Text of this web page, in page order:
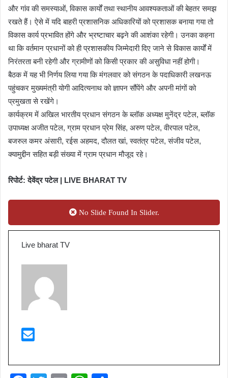
और गांव की समस्याओं, विकास कार्यों तथा स्थानीय आवश्यकताओं की बेहतर समझ
रखते हैं। ऐसे में यदि बाहरी प्रशासनिक अधिकारियों को प्रशासक बनाया गया तो
विकास कार्य प्रभावित होंगे और भ्रष्टाचार बढ़ने की आशंका रहेगी। उनका कहना
था कि वर्तमान प्रधानों को ही प्रशासकीय जिम्मेदारी दिए जाने से विकास कार्यों में
निरंतरता बनी रहेगी और ग्रामीणों को किसी प्रकार की असुविधा नहीं होगी।
बैठक में यह भी निर्णय लिया गया कि मंगलवार को संगठन के पदाधिकारी लखनऊ
पहुंचकर मुख्यमंत्री योगी आदित्यनाथ को ज्ञापन सौंपेंगे और अपनी मांगों को
प्रमुखता से रखेंगे।
कार्यक्रम में अखिल भारतीय प्रधान संगठन के ब्लॉक अध्यक्ष मुनेंद्र पटेल, ब्लॉक
उपाध्यक्ष अजीत पटेल, ग्राम प्रधान प्रेम सिंह, अरुण पटेल, वीरपाल पटेल,
बजरुल कमर अंसारी, रईस अहमद, दौलत खां, स्वतंत्र पटेल, संजीव पटेल,
क्यामुद्दीन सहित बड़ी संख्या में ग्राम प्रधान मौजूद रहे।
रिपोर्ट: देवेंद्र पटेल | LIVE BHARAT TV
No Slide Found In Slider.
Live bharat TV